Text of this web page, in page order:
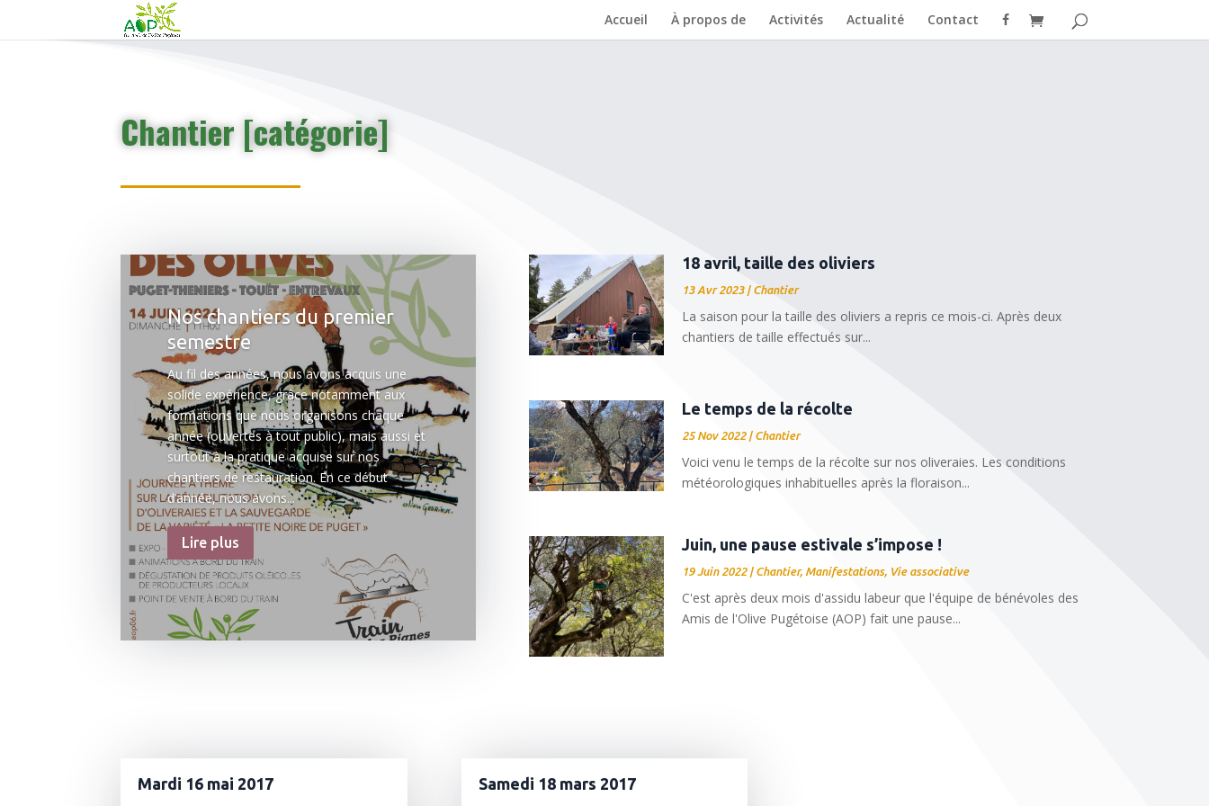
Accueil À propos de Activités Actualité Contact
Chantier [catégorie]
Nos chantiers du premier
semestre
Au fil des années, nous avons acquis une
solide expérience, grâce notamment aux
formations que nous organisons chaque
année (ouvertes à tout public), mais aussi et
surtout à la pratique acquise sur nos
chantiers de restauration. En ce début
d’année, nous avons...
Lire plus
18 avril, taille des oliviers
13 Avr 2023| Chantier
La saison pour la taille des oliviers a repris ce mois-ci. Après deux
chantiers de taille effectués sur...
Le temps de la récolte
25 Nov 2022| Chantier
Voici venu le temps de la récolte sur nos oliveraies. Les conditions
météorologiques inhabituelles après la floraison...
Juin, une pause estivale s’impose !
19 Juin 2022| Chantier, Manifestations, Vie associative
C'est après deux mois d'assidu labeur que l'équipe de bénévoles des
Amis de l'Olive Pugétoise (AOP) fait une pause...
Mardi 16 mai 2017 Samedi 18 mars 2017